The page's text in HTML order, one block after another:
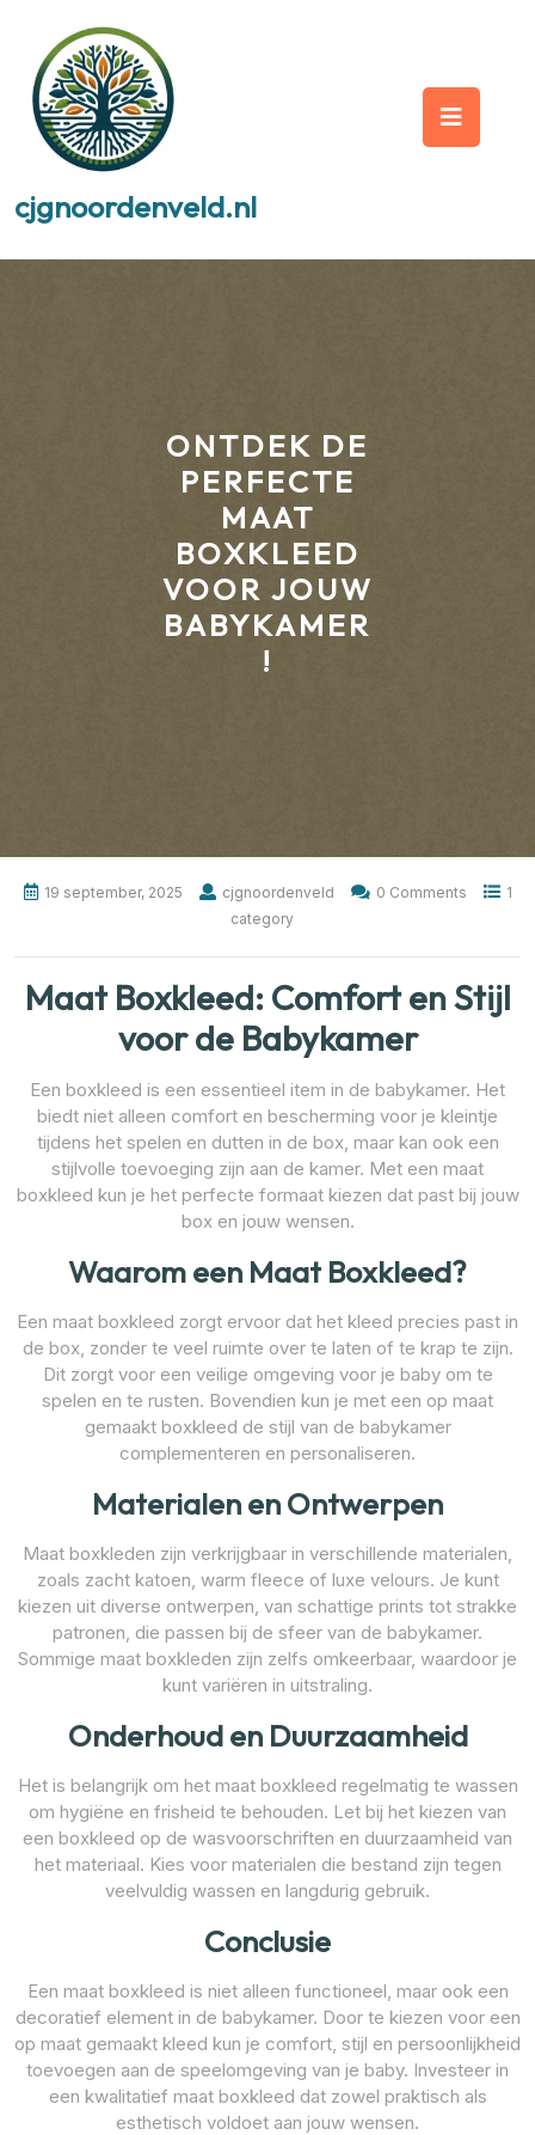
content
cjgnoordenveld.nl
ONTDEK DE
PERFECTE
MAAT
BOXKLEED
VOOR JOUW
BABYKAMER
!
19 september, 2025 cjgnoordenveld 0 Comments
1
category
Maat Boxkleed: Comfort en Stijl
voor de Babykamer
Een boxkleed is een essentieel item in de babykamer. Het
biedt niet alleen comfort en bescherming voor je kleintje
tijdens het spelen en dutten in de box, maar kan ook een
stijlvolle toevoeging zijn aan de kamer. Met een maat
boxkleed kun je het perfecte formaat kiezen dat past bij jouw
box en jouw wensen.
Waarom een Maat Boxkleed?
Een maat boxkleed zorgt ervoor dat het kleed precies past in
de box, zonder te veel ruimte over te laten of te krap te zijn.
Dit zorgt voor een veilige omgeving voor je baby om te
spelen en te rusten. Bovendien kun je met een op maat
gemaakt boxkleed de stijl van de babykamer
complementeren en personaliseren.
Materialen en Ontwerpen
Maat boxkleden zijn verkrijgbaar in verschillende materialen,
zoals zacht katoen, warm fleece of luxe velours. Je kunt
kiezen uit diverse ontwerpen, van schattige prints tot strakke
patronen, die passen bij de sfeer van de babykamer.
Sommige maat boxkleden zijn zelfs omkeerbaar, waardoor je
kunt variëren in uitstraling.
Onderhoud en Duurzaamheid
Het is belangrijk om het maat boxkleed regelmatig te wassen
om hygiëne en frisheid te behouden. Let bij het kiezen van
een boxkleed op de wasvoorschriften en duurzaamheid van
het materiaal. Kies voor materialen die bestand zijn tegen
veelvuldig wassen en langdurig gebruik.
Conclusie
Een maat boxkleed is niet alleen functioneel, maar ook een
decoratief element in de babykamer. Door te kiezen voor een
op maat gemaakt kleed kun je comfort, stijl en persoonlijkheid
toevoegen aan de speelomgeving van je baby. Investeer in
een kwalitatief maat boxkleed dat zowel praktisch als
esthetisch voldoet aan jouw wensen.